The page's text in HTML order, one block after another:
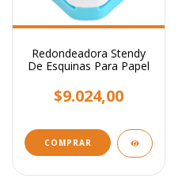
Redondeadora Stendy
De Esquinas Para Papel
$9.024,00